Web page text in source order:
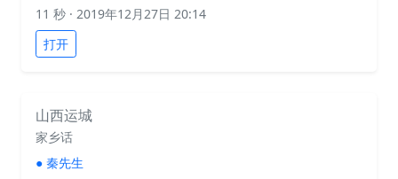
11 秒 · 2019年12月27日 20:14
打开
山西运城
家乡话
● 秦先生